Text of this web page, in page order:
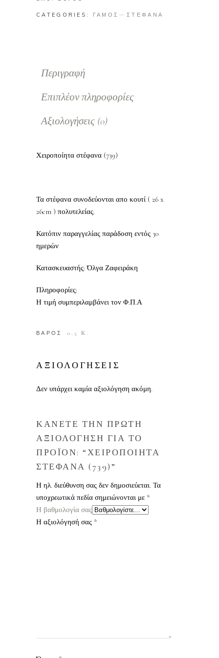
CATEGORIES: ΓΑΜΟΣ ΣΤΕΦΑΝΑ
Περιγραφή
Επιπλέον πληροφορίες
Αξιολογήσεις (0)
Χειροποίητα στέφανα (739)
Τα στέφανα συνοδεύονται απο κουτί ( 26 x
26cm ) πολυτελείας.
Κατόπιν παραγγελίας παράδοση εντός 30
ημερών
Κατασκευαστής: Όλγα Ζαφειράκη
Πληροφορίες:
Η τιμή συμπεριλαμβάνει τον Φ.Π.Α
ΒΑΡΟΣ 0.5 Κ.
ΑΞΙΟΛΟΓΗΣΕΙΣ
Δεν υπάρχει καμία αξιολόγηση ακόμη.
ΚΑΝΕΤΕ ΤΗΝ ΠΡΩΤΗ
ΑΞΙΟΛΟΓΗΣΗ ΓΙΑ ΤΟ
ΠΡΟΪΟΝ: “ΧΕΙΡΟΠΟΙΗΤΑ
ΣΤΕΦΑΝΑ (739)”
Η ηλ. διεύθυνση σας δεν δημοσιεύεται. Τα
υποχρεωτικά πεδία σημειώνονται με *
Η βαθμολογία σας
Η αξιολόγησή σας *